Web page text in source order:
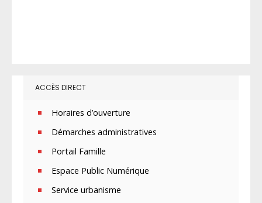
ACCÈS DIRECT
Horaires d’ouverture
Démarches administratives
Portail Famille
Espace Public Numérique
Service urbanisme